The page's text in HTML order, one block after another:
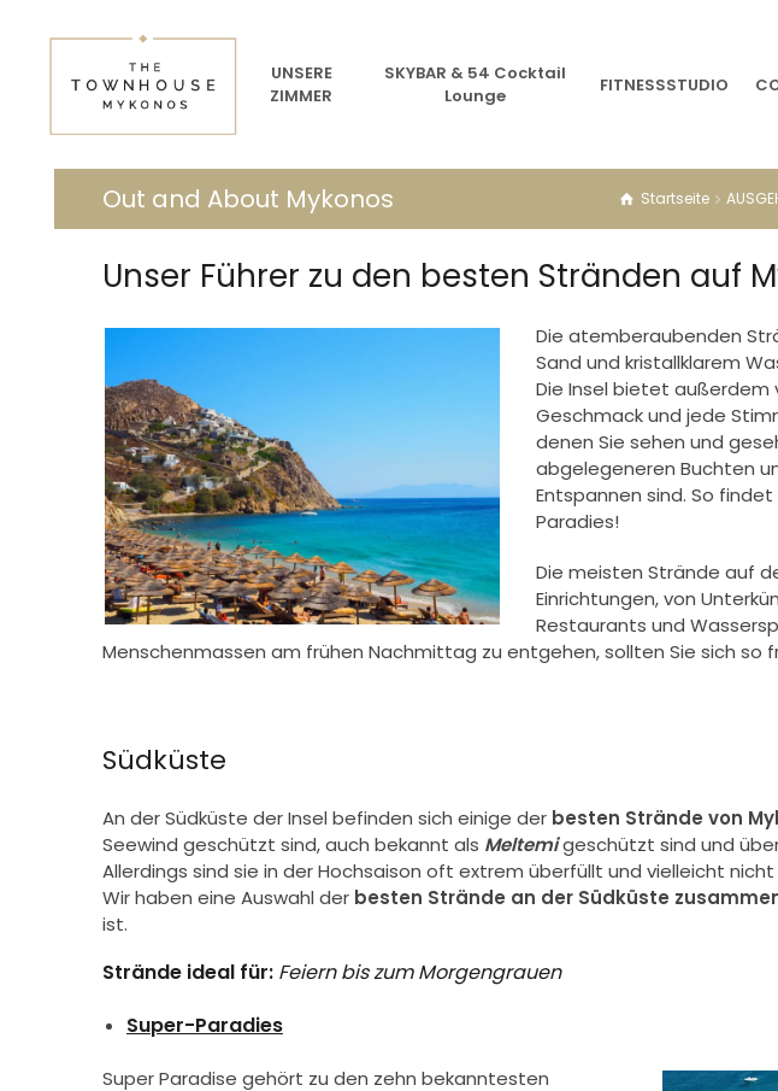
UNSERE
ZIMMER
SKYBAR & 54 Cocktail
Lounge
FITNESSSTUDIO
Out and About Mykonos Startseite
Unser Führer zu den besten Stränden auf
Die atemberaubenden
Sand und kristallklarem
Die Insel bietet außerdem
Geschmack und jede
denen Sie sehen und
abgelegeneren Buchten
Entspannen sind. So
Paradies!
Die meisten Strände auf
Einrichtungen, von
Restaurants und
Menschenmassen am frühen Nachmittag zu entgehen, sollten Sie sich so
Südküste
An der Südküste der Insel befinden sich einige der besten Strände von
Seewind geschützt sind, auch bekannt als Meltemigeschützt sind und
Allerdings sind sie in der Hochsaison oft extrem überfüllt und vielleicht
Wir haben eine Auswahl der besten Strände an der Südküste
ist.
Strände ideal für: Feiern bis zum Morgengrauen
Super-Paradies
Super Paradise gehört zu den zehn bekanntesten